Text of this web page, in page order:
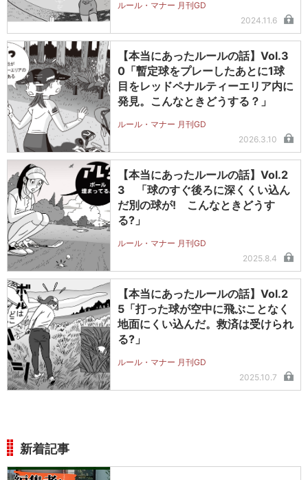
ルール・マナー 月刊GD
2024.11.6
【本当にあったルールの話】Vol.3
0「暫定球をプレーしたあとに1球
目をレッドペナルティーエリア内に
発見。こんなときどうする？」
ルール・マナー 月刊GD
2026.3.10
【本当にあったルールの話】Vol.2
3 「球のすぐ後ろに深くくい込ん
だ別の球が! こんなときどうす
る?」
ルール・マナー 月刊GD
2025.8.4
【本当にあったルールの話】Vol.2
5「打った球が空中に飛ぶことなく
地面にくい込んだ。救済は受けられ
る?」
ルール・マナー 月刊GD
2025.10.7
新着記事